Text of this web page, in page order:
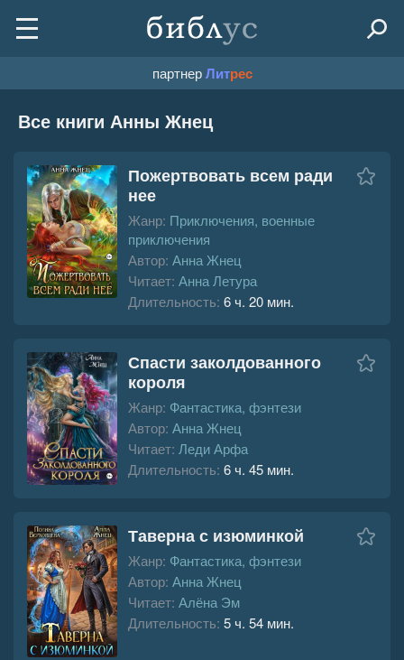
партнерЛитрес
Все книги Анны Жнец
Пожертвовать всем ради
нее
Жанр: Приключения, военные
приключения
Автор: Анна Жнец
Читает: Анна Летура
Длительность: 6 ч. 20 мин.
Спасти заколдованного
короля
Жанр: Фантастика, фэнтези
Автор: Анна Жнец
Читает: Леди Арфа
Длительность: 6 ч. 45 мин.
Таверна с изюминкой
Жанр: Фантастика, фэнтези
Автор: Анна Жнец
Читает: Алёна Эм
Длительность: 5 ч. 54 мин.